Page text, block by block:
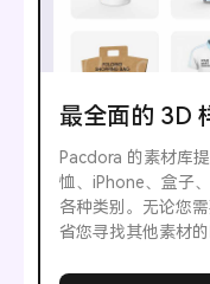
最全面的 3D
Pacdora 的素材库
恤、iPhone、盒子
各种类别。无论您
省您寻找其他素材的